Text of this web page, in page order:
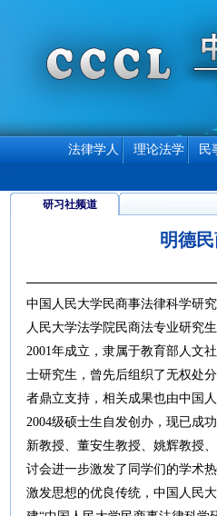
法律学人 理论法学 民
研习社频道
明德
中国人民大学民商事法律科学研
人民大学法学院民商法专业研究
2001年成立，隶属于教育部人文
士研究生，曾先后组织了无权处
者鼎立支持，相关成果也由中国
2004级硕士生自发创办，现已成
新教授、董安生教授、姚辉教授
讨会进一步激发了同学们的学术
激发思想的优良传统，中国人民